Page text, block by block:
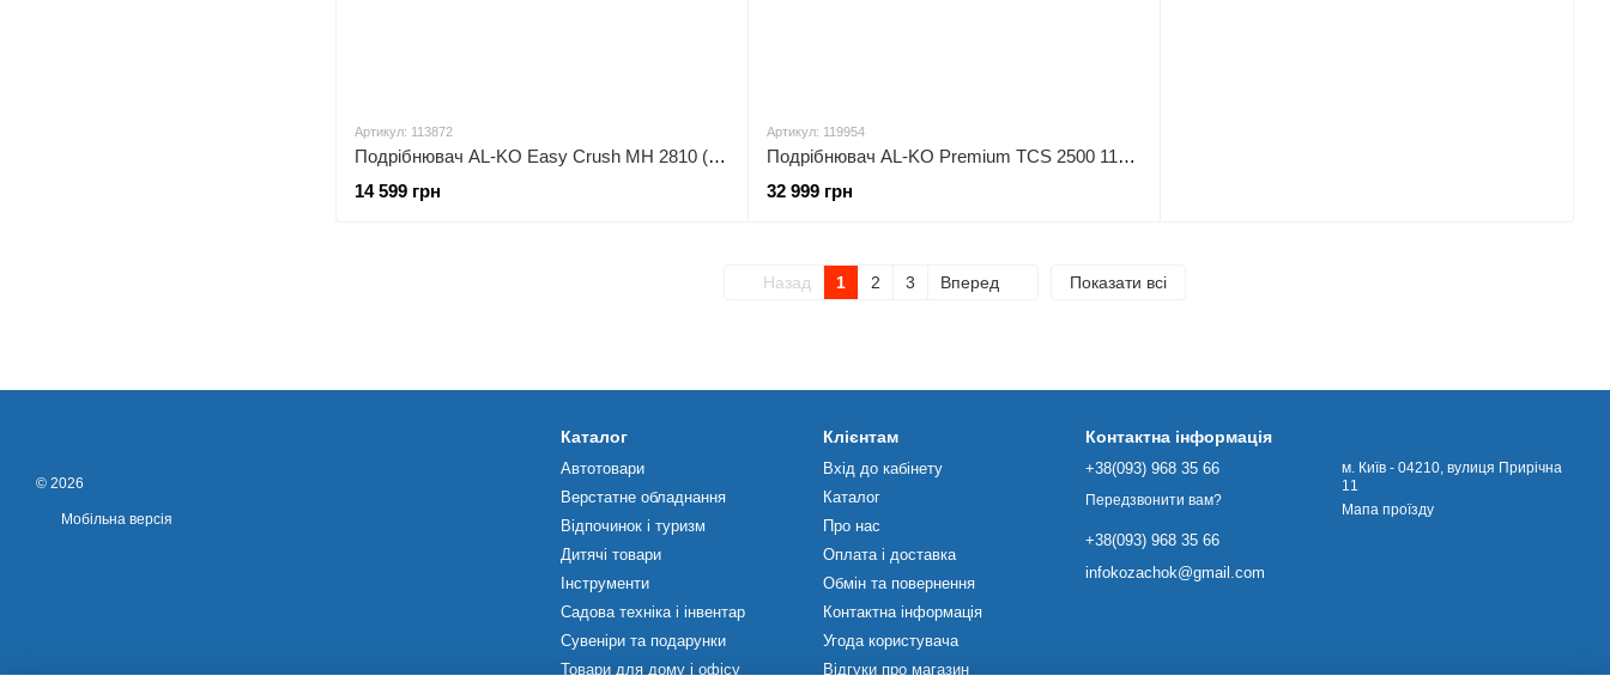
Артикул: 113872
Подрібнювач AL-KO Easy Crush MH 2810 (113872)
14 599 грн
Артикул: 119954
Подрібнювач AL-KO Premium TCS 2500 119954
32 999 грн
Назад 1 2 3 Вперед Показати всі
© 2026
Мобільна версія
Каталог
Автотовари
Верстатне обладнання
Відпочинок і туризм
Дитячі товари
Інструменти
Садова техніка і інвентар
Сувеніри та подарунки
Товари для дому і офісу
Клієнтам
Вхід до кабінету
Каталог
Про нас
Оплата і доставка
Обмін та повернення
Контактна інформація
Угода користувача
Відгуки про магазин
Контактна інформація
+38(093) 968 35 66
Передзвонити вам?
+38(093) 968 35 66
infokozachok@gmail.com
м. Київ - 04210, вулиця Прирічна
11
Мапа проїзду